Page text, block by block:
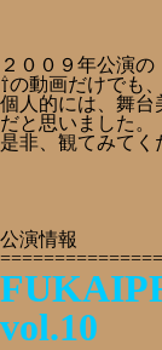
２００９年公演の
⇧の動画だけでも
個人的には、舞台
だと思いました。
是非、観てみて
公演情報
vol.10